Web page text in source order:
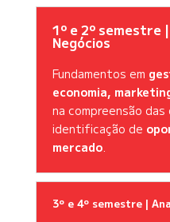
1º e 2º semestre
Negócios
Fundamentos em
economia,
na compreensão
identificação de
mercado.
3º e 4º semestre |